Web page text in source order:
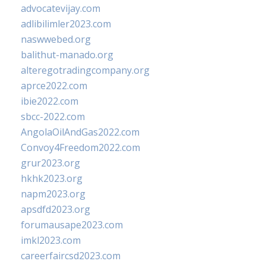
advocatevijay.com
adlibilimler2023.com
naswwebed.org
balithut-manado.org
alteregotradingcompany.org
aprce2022.com
ibie2022.com
sbcc-2022.com
AngolaOilAndGas2022.com
Convoy4Freedom2022.com
grur2023.org
hkhk2023.org
napm2023.org
apsdfd2023.org
forumausape2023.com
imkl2023.com
careerfaircsd2023.com